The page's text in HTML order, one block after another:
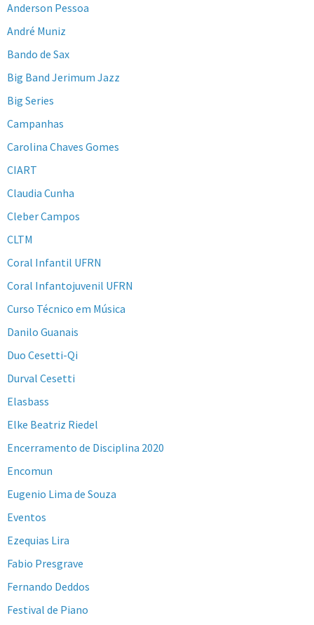
Anderson Pessoa
André Muniz
Bando de Sax
Big Band Jerimum Jazz
Big Series
Campanhas
Carolina Chaves Gomes
CIART
Claudia Cunha
Cleber Campos
CLTM
Coral Infantil UFRN
Coral Infantojuvenil UFRN
Curso Técnico em Música
Danilo Guanais
Duo Cesetti-Qi
Durval Cesetti
Elasbass
Elke Beatriz Riedel
Encerramento de Disciplina 2020
Encomun
Eugenio Lima de Souza
Eventos
Ezequias Lira
Fabio Presgrave
Fernando Deddos
Festival de Piano